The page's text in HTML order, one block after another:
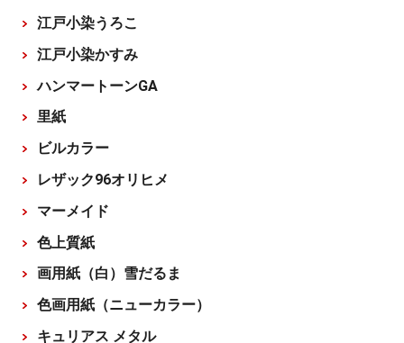
江戸小染うろこ
江戸小染かすみ
ハンマートーンGA
里紙
ビルカラー
レザック96オリヒメ
マーメイド
色上質紙
画用紙（白）雪だるま
色画用紙（ニューカラー）
キュリアス メタル